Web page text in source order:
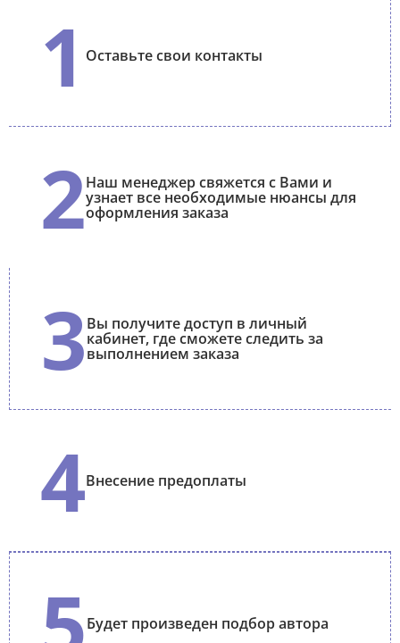
1 Оставьте свои контакты
2Наш менеджер свяжется с Вами и
узнает все необходимые нюансы для
оформления заказа
3Вы получите доступ в личный
кабинет, где сможете следить за
выполнением заказа
4Внесение предоплаты
Будет произведен подбор автора